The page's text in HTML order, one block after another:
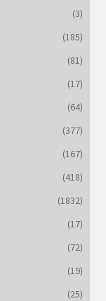
(3)
(185)
(81)
(17)
(64)
(377)
(167)
(418)
(1832)
(17)
(72)
(19)
(25)